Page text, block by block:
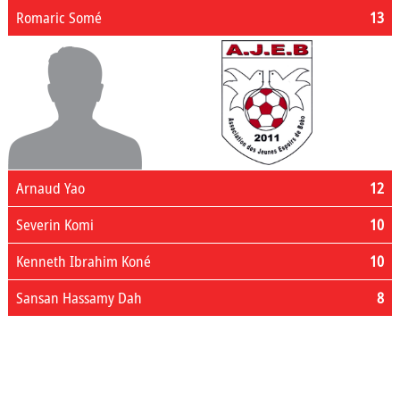
13
Romaric Somé
12
Arnaud Yao
10
Severin Komi
10
Kenneth Ibrahim Koné
8
Sansan Hassamy Dah